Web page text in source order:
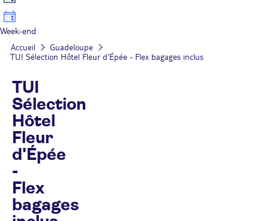
Week-end
Accueil
Guadeloupe
TUI Sélection Hôtel Fleur d'Épée - Flex bagages inclus
TUI
Sélection
Hôtel
Fleur
d'Épée
-
Flex
bagages